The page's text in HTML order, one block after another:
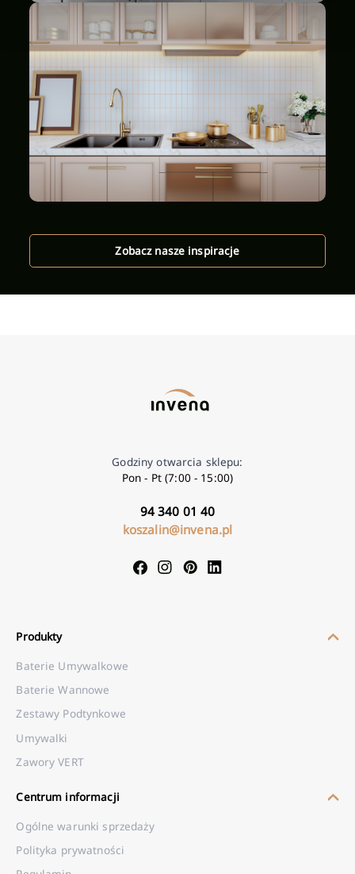
Zobacz nasze inspiracje
Godziny otwarcia sklepu:
Pon - Pt (7:00 - 15:00)
94 340 01 40
koszalin@invena.pl
Produkty
Baterie Umywalkowe
Baterie Wannowe
Zestawy Podtynkowe
Umywalki
Zawory VERT
Centrum informacji
Ogólne warunki sprzedaży
Polityka prywatności